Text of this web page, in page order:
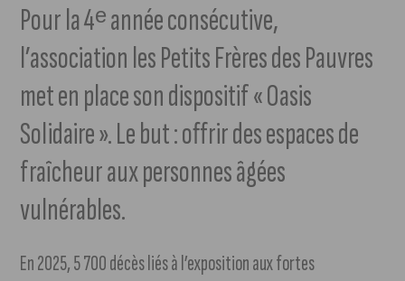
Pour la 4ᵉ année consécutive,
l’association les Petits Frères des Pauvres
met en place son dispositif « Oasis
Solidaire ». Le but : offrir des espaces de
fraîcheur aux personnes âgées
vulnérables.
En 2025, 5 700 décès liés à l’exposition aux fortes